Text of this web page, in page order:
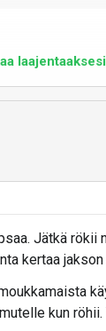
Jätkä rökii
kertaa jakson
kun röhii.